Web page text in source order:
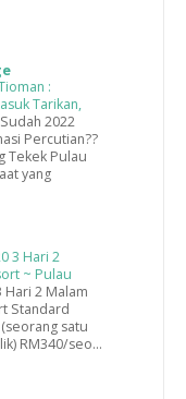
:
Tarikan,
2022
Percutian??
Tekek Pulau
yang
3 Hari 2
~ Pulau
Hari 2 Malam
Standard
satu
RM340/seo...